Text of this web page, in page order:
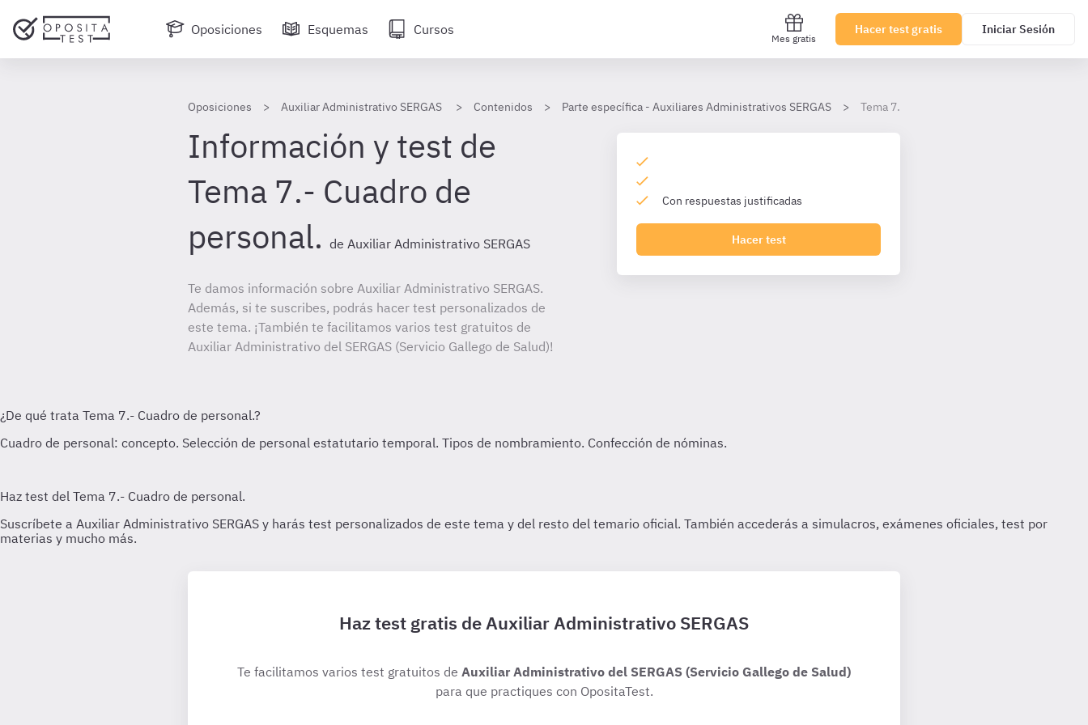
Oposiciones Esquemas Cursos
Mes gratis
Hacer test gratis Iniciar Sesión
Oposiciones Auxiliar Administrativo SERGAS Contenidos Parte específica - Auxiliares Administrativos SERGAS Tema 7.- Cuadro de personal.
Información y test de
Tema 7.- Cuadro de
personal. de Auxiliar Administrativo SERGAS
Te damos información sobre Auxiliar Administrativo SERGAS.
Además, si te suscribes, podrás hacer test personalizados de
este tema. ¡También te facilitamos varios test gratuitos de
Auxiliar Administrativo del SERGAS (Servicio Gallego de Salud)!
Con respuestas justificadas
Hacer test
Haz test gratis de Auxiliar Administrativo SERGAS
Te facilitamos varios test gratuitos de Auxiliar Administrativo del SERGAS (Servicio Gallego de Salud)
para que practiques con OpositaTest.